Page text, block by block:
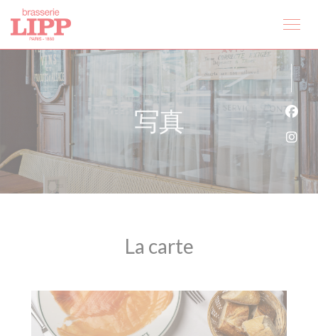
クッキー利用の管理について
写真
La carte